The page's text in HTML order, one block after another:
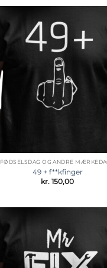
FØDSELSDAG OG ANDRE
49 + f**kfinger
kr. 150,00